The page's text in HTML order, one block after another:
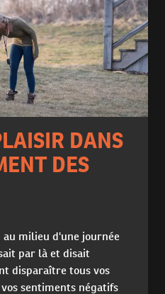
DANS
DES
milieu d'une journée
par là et disait
disparaître tous vos
sentiments négatifs